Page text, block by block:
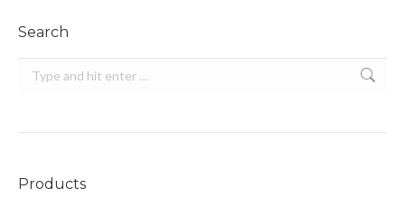
Search
Search:
Products